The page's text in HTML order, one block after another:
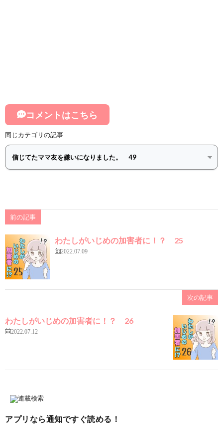
コメントはこちら
同じカテゴリの記事
前の記事
わたしがいじめの加害者に！？ 25
2022.07.09
次の記事
わたしがいじめの加害者に！？ 26
2022.07.12
アプリなら通知ですぐ読める！